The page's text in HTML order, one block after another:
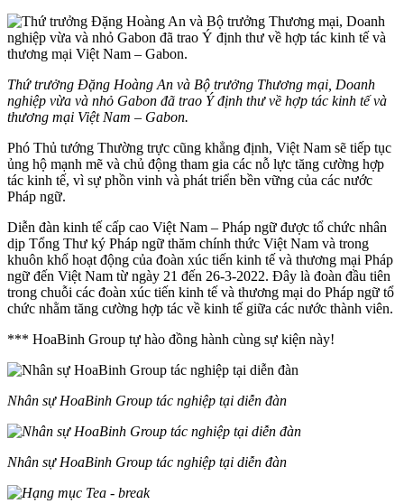
Thứ trưởng Đặng Hoàng An và Bộ trưởng Thương mại, Doanh
nghiệp vừa và nhỏ Gabon đã trao Ý định thư về hợp tác kinh tế và
thương mại Việt Nam – Gabon.
Phó Thủ tướng Thường trực cũng khẳng định, Việt Nam sẽ tiếp tục
ủng hộ mạnh mẽ và chủ động tham gia các nỗ lực tăng cường hợp
tác kinh tế, vì sự phồn vinh và phát triển bền vững của các nước
Pháp ngữ.
Diễn đàn kinh tế cấp cao Việt Nam – Pháp ngữ được tổ chức nhân
dịp Tổng Thư ký Pháp ngữ thăm chính thức Việt Nam và trong
khuôn khổ hoạt động của đoàn xúc tiến kinh tế và thương mại Pháp
ngữ đến Việt Nam từ ngày 21 đến 26-3-2022. Đây là đoàn đầu tiên
trong chuỗi các đoàn xúc tiến kinh tế và thương mại do Pháp ngữ tổ
chức nhằm tăng cường hợp tác về kinh tế giữa các nước thành viên.
*** HoaBinh Group tự hào đồng hành cùng sự kiện này!
Nhân sự HoaBinh Group tác nghiệp tại diễn đàn
Nhân sự HoaBinh Group tác nghiệp tại diễn đàn